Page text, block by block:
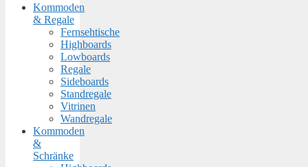
Kommoden
& Regale
Fernsehtische
Highboards
Lowboards
Regale
Sideboards
Standregale
Vitrinen
Wandregale
Kommoden
&
Schränke